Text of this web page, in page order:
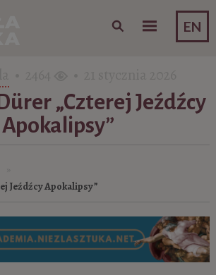
EN
Skip to content
„Czterej Jeźdźcy
Apokalipsy”
Jeźdźcy Apokalipsy”